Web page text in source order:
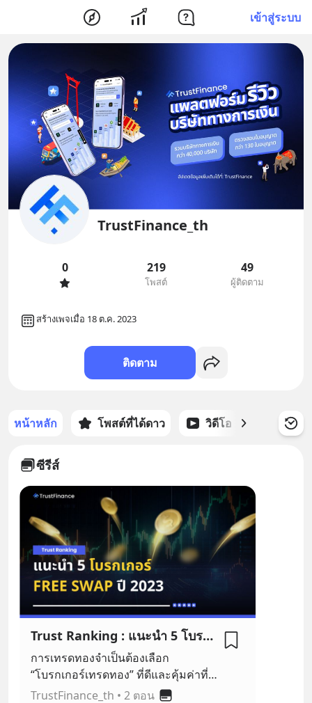
เข้าสู่ระบบ
TrustFinance_th
0 219
โพสต์
49
ผู้ติดตาม
สร้างเพจเมื่อ 18 ต.ค. 2023
ติดตาม
หน้าหลัก โพสต์ที่ได้ดาว วิดีโอ พอดแ
ซีรีส์
Trust Ranking : แนะนำ 5 โบรกเกอร์เทรดทอง ปี 2023
การเทรดทองจำเป็นต้องเลือก
“โบรกเกอร์เทรดทอง” ที่ดีและคุ้มค่าที่
สุด เพื่อลดโอกาสในการสูญเสียกำไรที่
TrustFinance_th • 2 ตอน